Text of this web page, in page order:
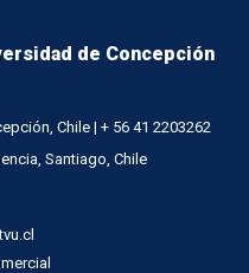
de Concepción
Chile | + 56 41 2203262
Santiago, Chile